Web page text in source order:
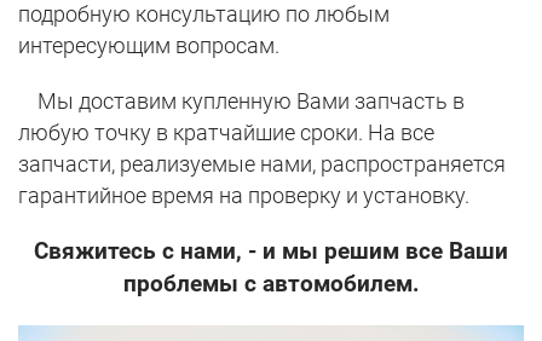
подробную консультацию по любым
интересующим вопросам.
Мы доставим купленную Вами запчасть в
любую точку в кратчайшие сроки. На все
запчасти, реализуемые нами, распространяется
гарантийное время на проверку и установку.
Свяжитесь с нами, - и мы решим все Ваши
проблемы с автомобилем.